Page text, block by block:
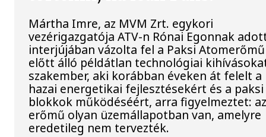
Mártha Imre, az MVM Zrt. egykori
vezérigazgatója ATV-n Rónai Egonnak
interjújában vázolta fel a Paksi Atomerőmű
előtt álló példátlan technológiai
szakember, aki korábban éveken át felelt a
hazai energetikai fejlesztésekért és a paksi
blokkok működéséért, arra figyelmeztet:
erőmű olyan üzemállapotban van, amelyre
eredetileg nem tervezték.